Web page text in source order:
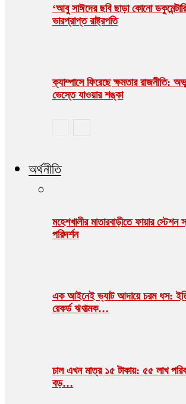
‘আবু সাঈদের ছবি ছাড়া কোনো
ভারপ্রাপ্ত রাষ্ট্রপতি
ক্যাম্পাসে ফিরেছে ক্ষমতার রাজনীতি:
ভেস্তে যাওয়ার শঙ্কা
অর্থনীতি
মহেশখালীর মাতারবাড়ীতে ফায়ার
পরিদর্শন
এক আইনেই ভ্যাট আদায়ে চরম ধস:
রেকর্ড ঋণাত্মক…
চাল এখন মাত্র ১৫ টাকায়: ৫৫ লাখ
বড়…